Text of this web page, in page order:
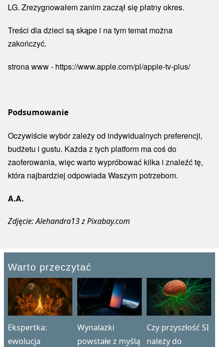
LG. Zrezygnowałem zanim zaczął się płatny okres.
Treści dla dzieci są skąpe i na tym temat można
zakończyć.
strona www - https://www.apple.com/pl/apple-tv-plus/
Podsumowanie
Oczywiście wybór zależy od indywidualnych preferencji,
budżetu i gustu. Każda z tych platform ma coś do
zaoferowania, więc warto wypróbować kilka i znaleźć tę,
która najbardziej odpowiada Waszym potrzebom.
A.A.
Zdjęcie: Alehandra13 z Pixabay.com
Warto przeczytać
Ekspertka:
ewolucja
Wynalazki
powstałe z myślą
Czy przyszłość SI
należy do